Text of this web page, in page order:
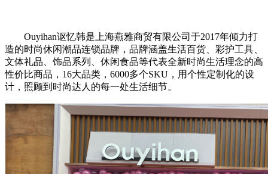
Ouyihan讴忆韩是上海燕雅商贸有限公司于2017年倾力打
造的时尚休闲潮品连锁品牌，品牌涵盖生活百货、彩护工具、
文体礼品、饰品系列、休闲食品等代表全新时尚生活理念的高
性价比商品，16大品类，6000多个SKU，用个性定制化的设
计，照顾到时尚达人的每一处生活细节。